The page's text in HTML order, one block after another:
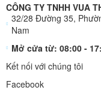
CÔNG TY TNHH VUA
32/28 Đường 35,
Nam
Mở cửa từ: 08:00 -
Kết nối với chúng tôi
Facebook